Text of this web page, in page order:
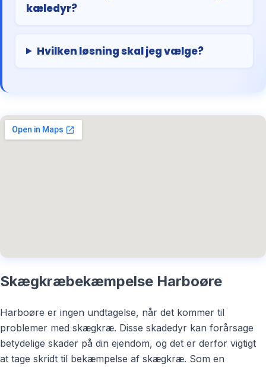
kæledyr?
Hvilken løsning skal jeg vælge?
Skægkræbekæmpelse Harboøre
Harboøre er ingen undtagelse, når det kommer til
problemer med skægkræ. Disse skadedyr kan forårsage
betydelige skader på din ejendom, og det er derfor vigtigt
at tage skridt til bekæmpelse af skægkræ. Som en